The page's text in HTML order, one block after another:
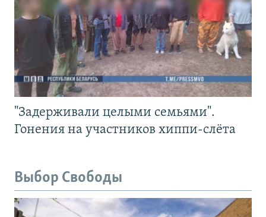
"Задерживали целыми семьями".
Гонения на участников хиппи-слёта
Выбор Свободы